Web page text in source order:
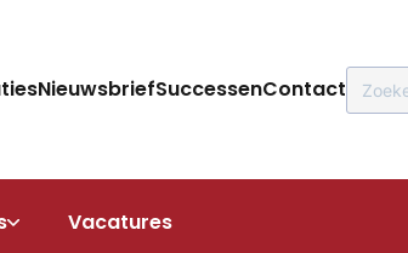
NieuwsbriefSuccessenContact
Vacatures